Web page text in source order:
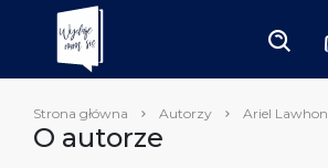
Strona główna Autorzy Ariel Lawhon
O autorze